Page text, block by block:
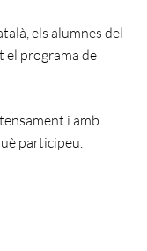
els alumnes del
el programa de
i amb
participeu.